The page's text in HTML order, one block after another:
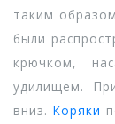
таким
были
крючком,
удилищем.
вниз.Коряки